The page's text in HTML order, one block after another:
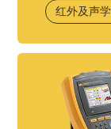
红外及声